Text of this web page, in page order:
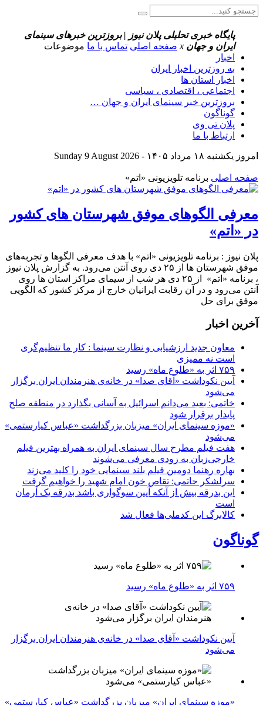
پایگاه خبری تحلیلی پلان نیوز | بروزترین خبرهای سینمای
ایران و جهان x صفحه اصلی تماس با ما موضوعات
اخبار
به روزترین اخبار ایران
اخبار استان ها
اجتماعی ، اقتصادی ، سیاسی
بروزترین خبر سینمای ایران و جهان …
گوناگون
پلان تی وی
ارتباط با ما
امروز یکشنبه ۱۸ مرداد ۱۴۰۵ - Sunday 9 August 2026
صفحه اصلی برنامه تلویزیونی «اتم»
معرفی الگوهای موفق شهرستان های کشور
در «اتم»
پلان نیوز : برنامه تلویزیونی «اتم» با هدف معرفی الگوها و تجربه‌های
موفق شهرستان ها از ۲۵ دی روی آنتن می‌رود. به گزارش پلان نیوز
، برنامه «اتم» از ۲۵ دی هر شب از سیمای مراکز استان ها روی
آنتن می‌رود و در آن رقابت ایرانیان خارج از مرکز کشور که الگویی
موفق برای حل
آخرین اخبار
معاون جدید ارزشیابی و نظارت سینما : کار ما تنظیم‌گری
است نه ممیزی
۷۵۹ اثر به «طلوع ماه» رسید
آیین نکوداشت «آقای صدا» در خانه‌ی هنرمندان ایران برگزار
می‌شود
خاتمی: بعید می‌دانم اسرائیل به آسانی بگذارد در منطقه صلح
پایدار برقرار شود
«موزه سینمای ایران» میزبان بزرگداشت «عباس کیارستمی»
می‌شود
هفت فیلم مطرح سال سینمای ایران به همراه بهترین فیلم
خارجی‌زبان به زودی معرفی می‌شوند
بهاره رهنما دومین فیلم بلند سینمایی خود را کلید می‌زند
سرلشکر حاتمی: تقاص خون امام شهید را خواهیم گرفت
این بدرقه بیش از آنکه آیین سوگواری باشد بدرقه یک آرمان
است
کالابرگ این کدملی‌ها فعال شد
گوناگون
۷۵۹ اثر به «طلوع ماه» رسید
آیین نکوداشت «آقای صدا» در خانه‌ی هنرمندان ایران برگزار
می‌شود
«موزه سینمای ایران» میزبان بزرگداشت «عباس کیارستمی»